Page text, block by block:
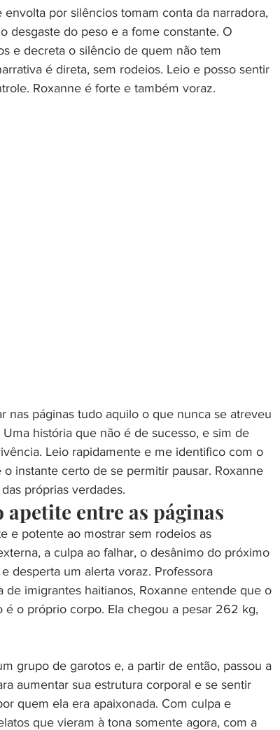
por silêncios tomam conta da narradora,
desgaste do peso e a fome constante. O
e decreta o silêncio de quem não tem
é direta, sem rodeios. Leio e posso sentir
Roxanne é forte e também voraz.
nas páginas tudo aquilo o que nunca se atreveu
história que não é de sucesso, e sim de
Leio rapidamente e me identifico com o
instante certo de se permitir pausar. Roxanne
próprias verdades.
apetite entre as páginas
e potente ao mostrar sem rodeios as
a culpa ao falhar, o desânimo do próximo
desperta um alerta voraz. Professora
imigrantes haitianos, Roxanne entende que o
o próprio corpo. Ela chegou a pesar 262 kg,
aumentar sua estrutura corporal e se sentir
quem ela era apaixonada. Com culpa e
que vieram à tona somente agora, com a